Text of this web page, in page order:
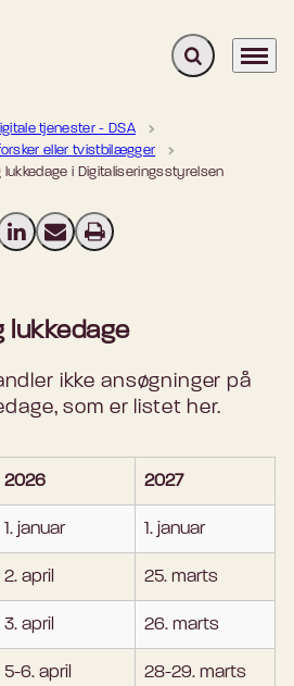
Fold søgefelt
Menu
tjenester - DSA
eller tvistbilægger
lukkedage i Digitaliseringsstyrelsen
X (Twitter)
Del på LinkedIn
Send email
Print
lukkedage
ikke ansøgninger på
som er listet her.
2026 2027
1. januar 1. januar
2. april 25. marts
3. april 26. marts
5-6. april 28-29. marts